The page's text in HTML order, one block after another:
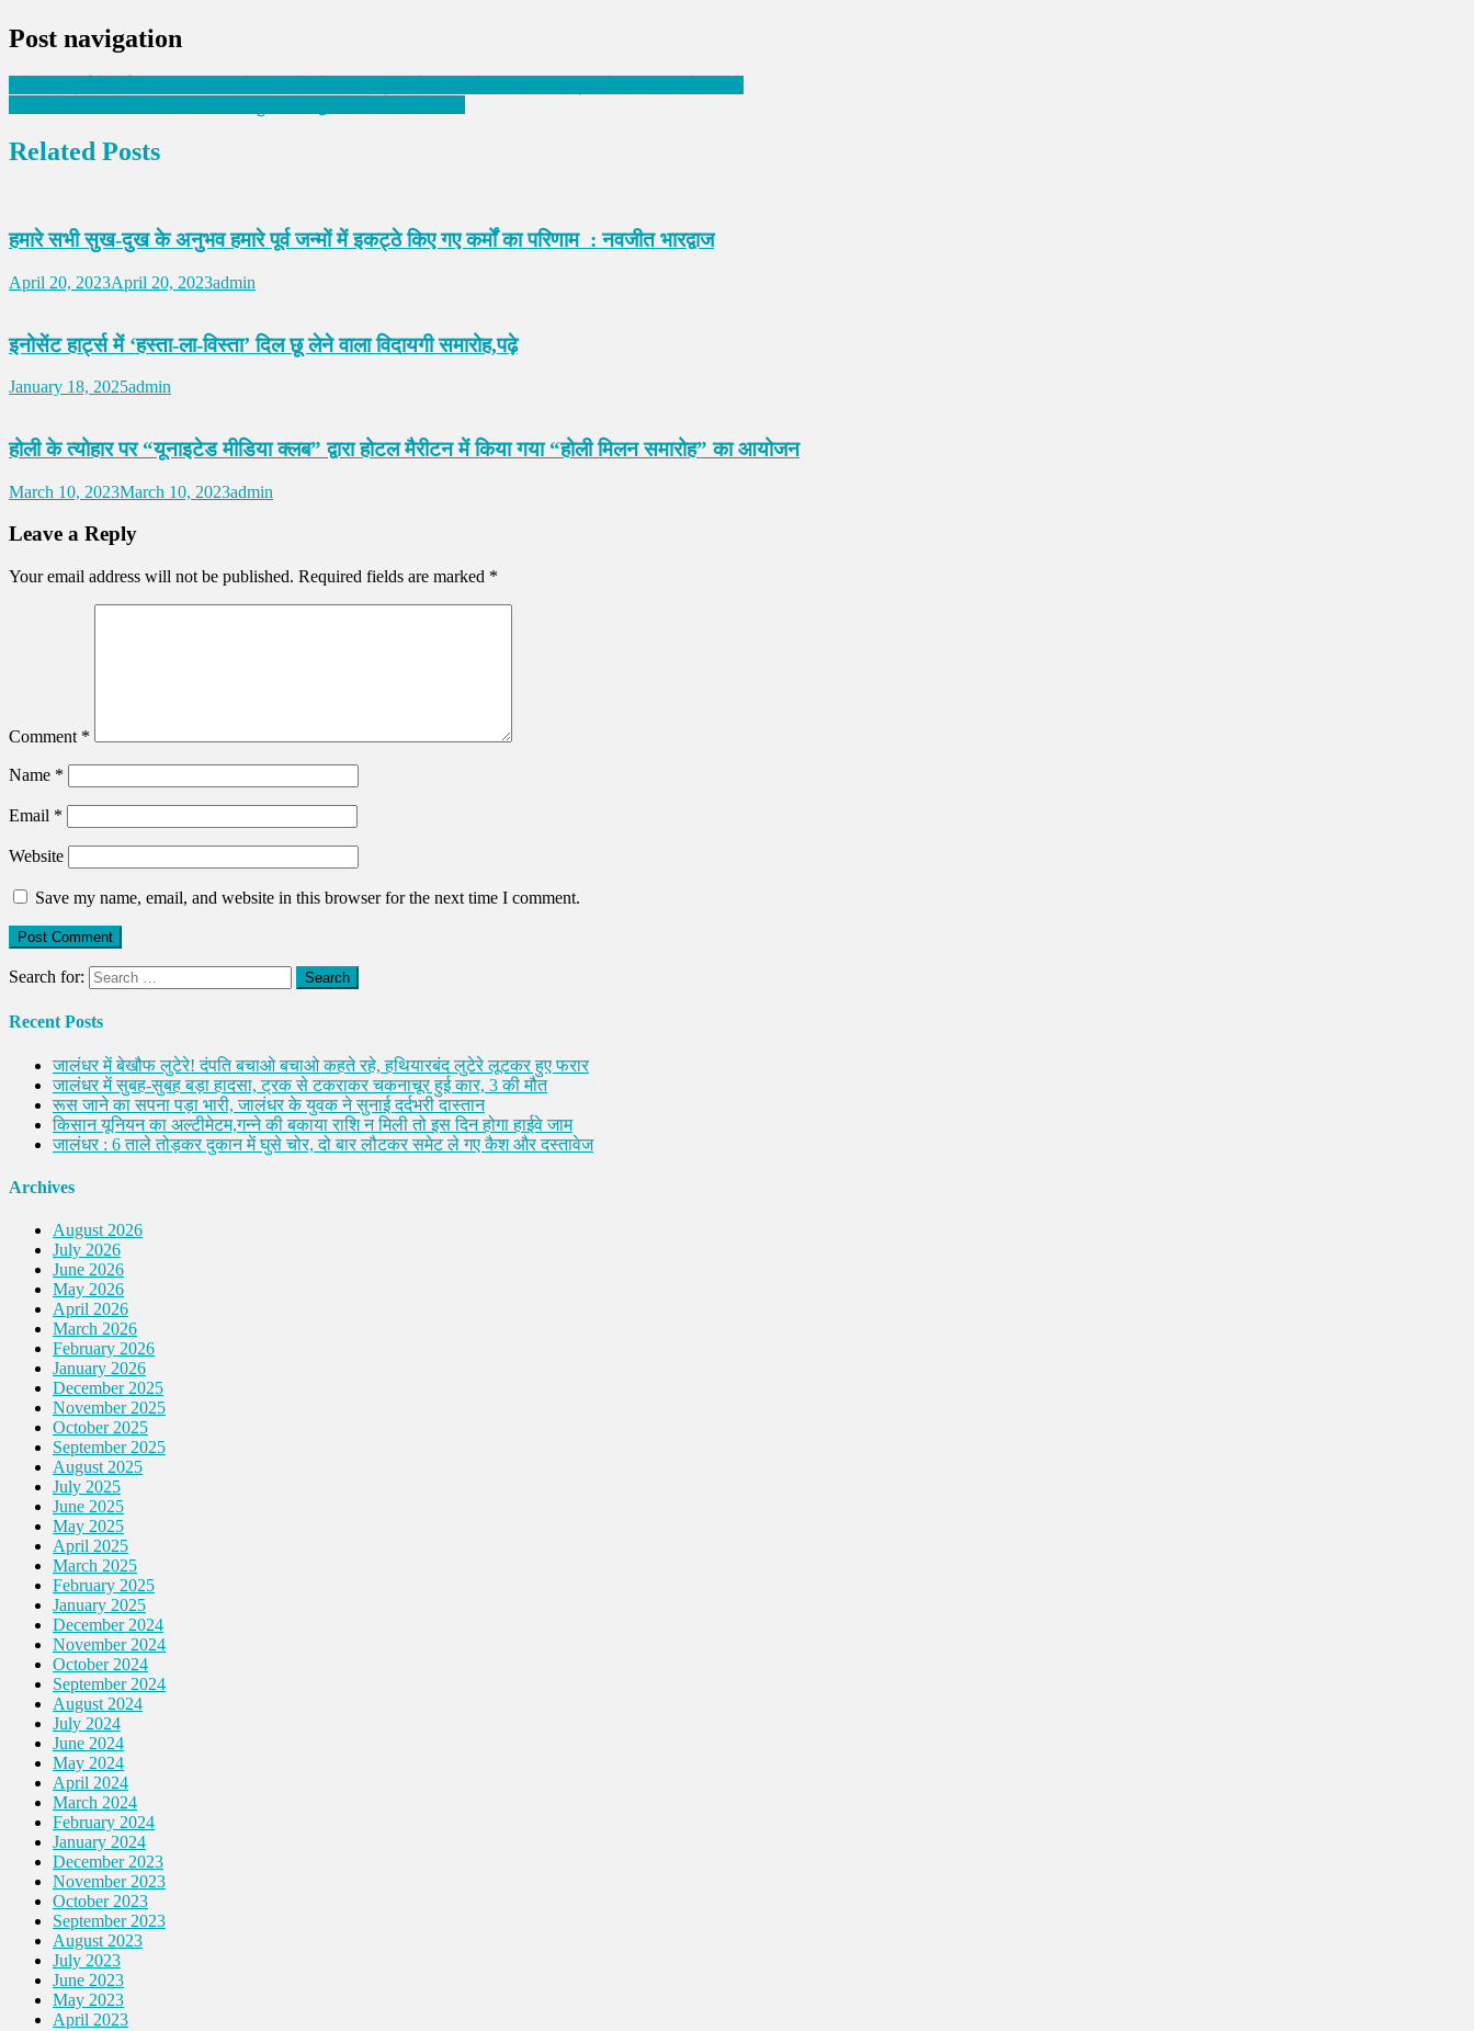
Post navigation
Related Posts
हमारे सभी सुख-दुख के अनुभव हमारे पूर्व जन्मों में इकट्ठे किए गए कर्मों का परिणाम : नवजीत भारद्वाज
April 20, 2023April 20, 2023admin
इनोसेंट हार्ट्स में ‘हस्ता-ला-विस्ता’ दिल छू लेने वाला विदायगी समारोह,पढ़े
January 18, 2025admin
होली के त्योहार पर “यूनाइटेड मीडिया क्लब” द्वारा होटल मैरीटन में किया गया “होली मिलन समारोह” का आयोजन
March 10, 2023March 10, 2023admin
Leave a Reply
Your email address will not be published. Required fields are marked *
Comment *
Name *
Email *
Website
Save my name, email, and website in this browser for the next time I comment.
Search for:
Recent Posts
जालंधर में बेखौफ लुटेरे! दंपति बचाओ बचाओ कहते रहे, हथियारबंद लुटेरे लूटकर हुए फरार
जालंधर में सुबह-सुबह बड़ा हादसा, ट्रक से टकराकर चकनाचूर हुई कार, 3 की मौत
रूस जाने का सपना पड़ा भारी, जालंधर के युवक ने सुनाई दर्दभरी दास्तान
किसान यूनियन का अल्टीमेटम,गन्ने की बकाया राशि न मिली तो इस दिन होगा हाईवे जाम
जालंधर : 6 ताले तोड़कर दुकान में घुसे चोर, दो बार लौटकर समेट ले गए कैश और दस्तावेज
Archives
August 2026
July 2026
June 2026
May 2026
April 2026
March 2026
February 2026
January 2026
December 2025
November 2025
October 2025
September 2025
August 2025
July 2025
June 2025
May 2025
April 2025
March 2025
February 2025
January 2025
December 2024
November 2024
October 2024
September 2024
August 2024
July 2024
June 2024
May 2024
April 2024
March 2024
February 2024
January 2024
December 2023
November 2023
October 2023
September 2023
August 2023
July 2023
June 2023
May 2023
April 2023